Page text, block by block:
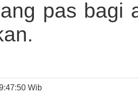
pas bagi
Wib